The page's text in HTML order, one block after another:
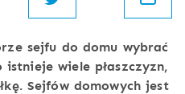
sejfu do domu wybrać
wiele płaszczyzn,
Sejfów domowych jest